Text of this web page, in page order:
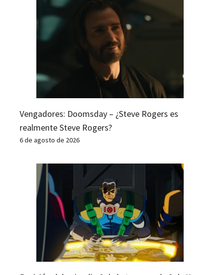
Vengadores: Doomsday – ¿Steve Rogers es
realmente Steve Rogers?
6 de agosto de 2026